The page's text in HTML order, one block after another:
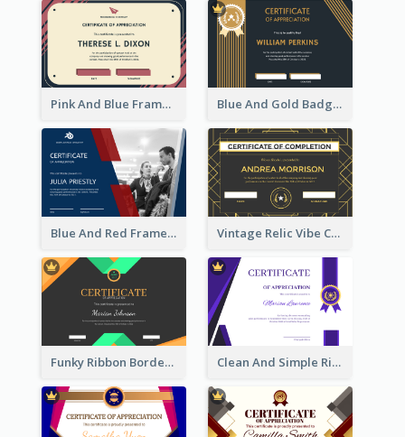
Pink And Blue Frame Company Certificate Blue And Gold Badge Appreciation Certificate
Blue And Red Frame With Photo Certificate Vintage Relic Vibe Certificate Design Template
Funky Ribbon Border Certificate Design Template Clean And Simple Ribbon Certificate Design Ideas